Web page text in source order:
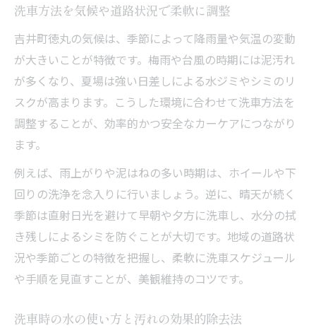
洗車方法を気候や道路状況で柔軟に調整
吉井町徳丸の気候は、季節によって降雨量や気温の変動
が大きいことが特徴です。梅雨や台風の時期には泥汚れ
が多くなり、夏場は強い日差しによる水ジミやシミのリ
スクが高まります。こうした環境に合わせて洗車方法を
調整することが、効率的かつ安全なカーケアにつながり
ます。
例えば、雨上がりや泥はねの多い時期は、ホイールや下
回りの洗浄を念入りに行いましょう。逆に、晴天が続く
季節は直射日光を避けて早朝や夕方に洗車し、水分の拭
き残しによるシミを防ぐことが大切です。地域の道路状
況や季節ごとの特徴を把握し、柔軟に洗車スケジュール
や手順を見直すことが、美観維持のコツです。
洗車時の水の使い方と汚れの効果的除去法